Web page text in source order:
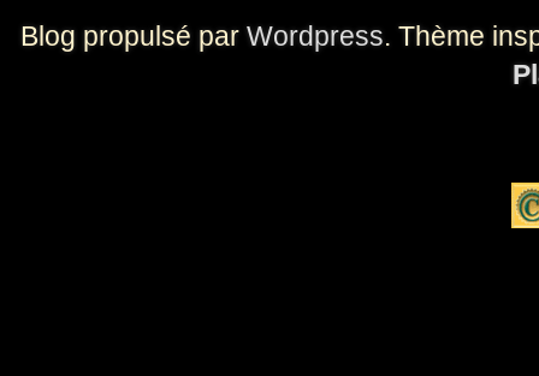
Blog propulsé par Wordpress. Thème